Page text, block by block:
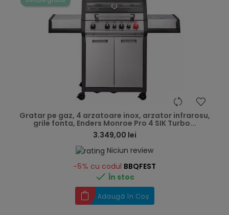
Gratar pe gaz, 4 arzatoare inox, arzator infrarosu,
grile fonta, Enders Monroe Pro 4 SIK Turbo...
3.349,00 lei
Niciun review
-5% cu codul BBQFEST
 În stoc
Adaugă în Coș